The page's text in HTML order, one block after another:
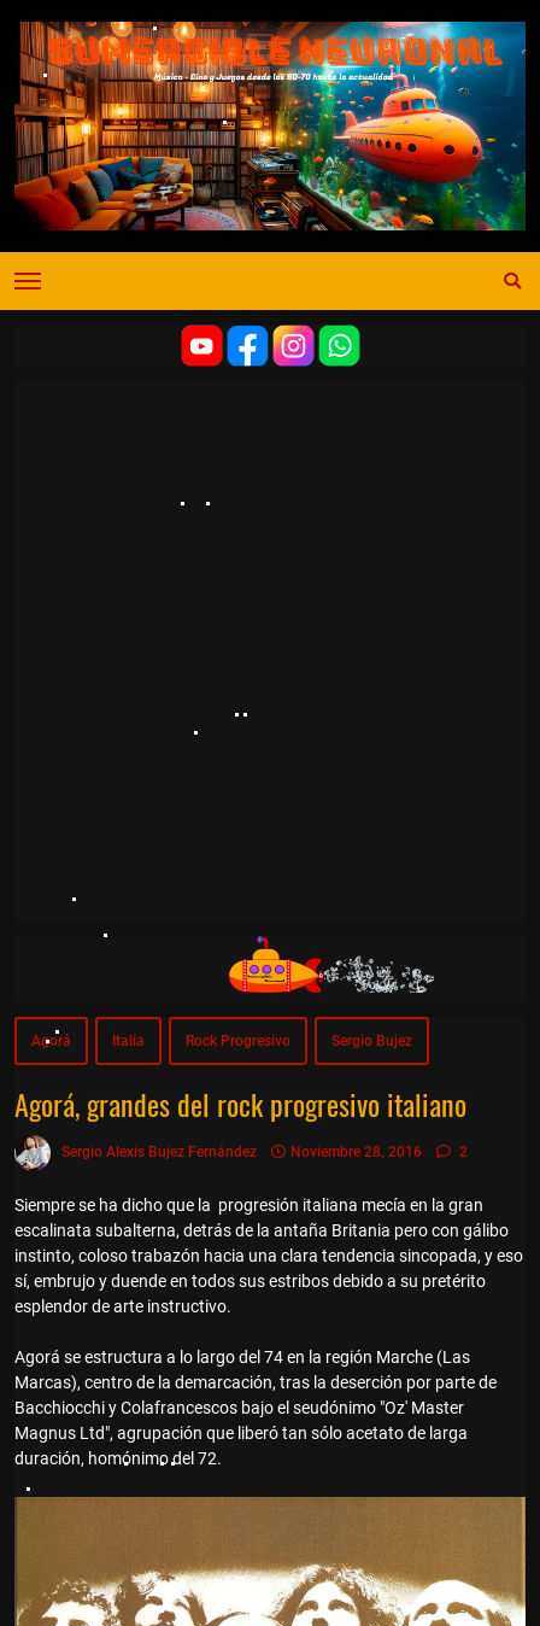
Agorá Italia Rock Progresivo Sergio Bujez
Agorá, grandes del rock progresivo italiano
Sergio Alexis Bujez Fernández Noviembre 28, 2016 2
Siempre se ha dicho que la progresión italiana mecía en la gran
escalinata subalterna, detrás de la antaña Britania pero con gálibo
instinto, coloso trabazón hacia una clara tendencia sincopada, y eso
sí, embrujo y duende en todos sus estribos debido a su pretérito
esplendor de arte instructivo.
Agorá se estructura a lo largo del 74 en la región Marche (Las
Marcas), centro de la demarcación, tras la deserción por parte de
Bacchiocchi y Colafrancescos bajo el seudónimo "Oz' Master
Magnus Ltd", agrupación que liberó tan sólo acetato de larga
duración, homónimo del 72.